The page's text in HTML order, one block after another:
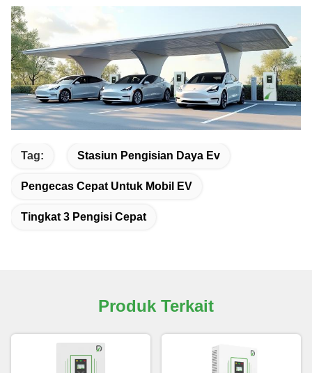
Tag: Stasiun Pengisian Daya Ev
Pengecas Cepat Untuk Mobil EV
Tingkat 3 Pengisi Cepat
Produk Terkait